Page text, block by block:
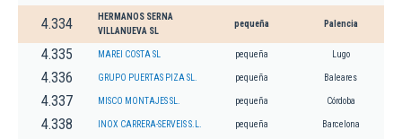
4.334
HERMANOS SERNA
VILLANUEVA SL
pequeña Palencia
4.335 MAREI COSTA SL pequeña Lugo
4.336 GRUPO PUERTAS PIZA SL. pequeña Baleares
4.337 MISCO MONTAJES SL. pequeña Córdoba
4.338 INOX CARRERA-SERVEIS S.L. pequeña Barcelona